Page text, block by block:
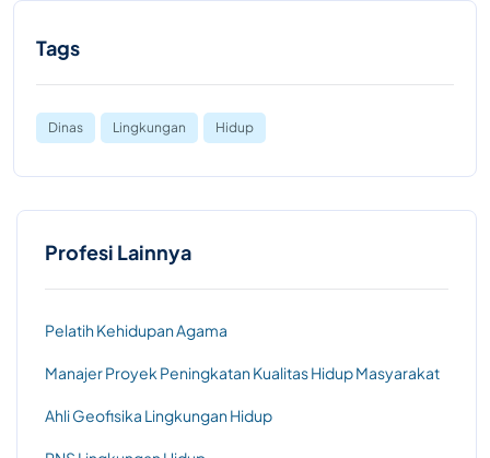
Tags
Dinas Lingkungan Hidup
Profesi Lainnya
Pelatih Kehidupan Agama
Manajer Proyek Peningkatan Kualitas Hidup Masyarakat
Ahli Geofisika Lingkungan Hidup